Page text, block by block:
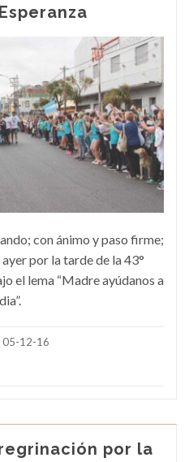
con ánimo y paso firme;
por la tarde de la 43°
el lema “Madre ayúdanos a
| 05-12-16
por la